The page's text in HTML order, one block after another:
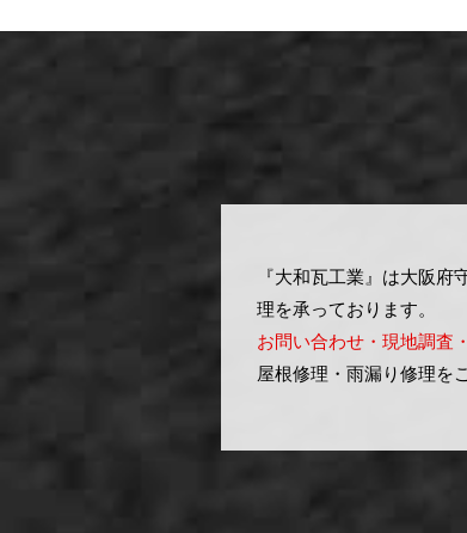
『大和瓦工業』は大阪
理を承っております。
お問い合わせ・現地調査
屋根修理・雨漏り修理を